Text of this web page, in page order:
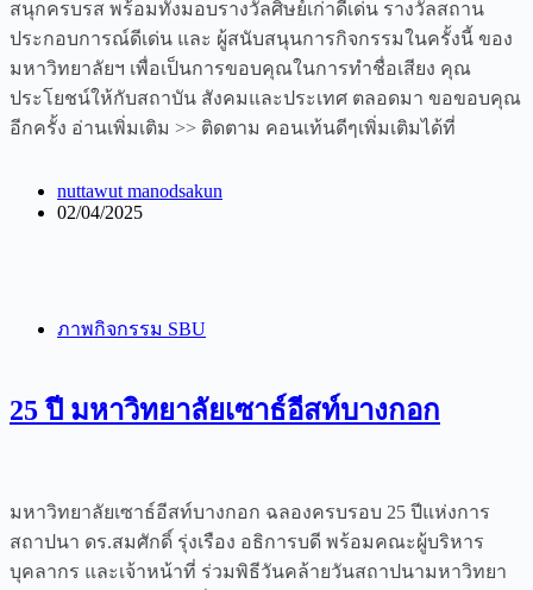
สนุกครบรส พร้อมทัั้งมอบรางวัลศิษย์เก่าดีเด่น รางวัลสถาน
ประกอบการณ์ดีเด่น และ ผู้สนับสนุนการกิจกรรมในครั้งนี้ ของ
มหาวิทยาลัยฯ เพื่อเป็นการขอบคุณในการทำชื่อเสียง คุณ
ประโยชน์ให้กับสถาบัน สังคมและประเทศ ตลอดมา ขอขอบคุณ
อีกครั้ง อ่านเพิ่มเติม >> ติดตาม คอนเท้นดีๆเพิ่มเติมได้ที่
nuttawut manodsakun
02/04/2025
ภาพกิจกรรม SBU
25 ปี มหาวิทยาลัยเซาธ์อีสท์บางกอก
มหาวิทยาลัยเซาธ์อีสท์บางกอก ฉลองครบรอบ 25 ปีแห่งการ
สถาปนา ดร.สมศักดิ์ รุ่งเรือง อธิการบดี พร้อมคณะผู้บริหาร
บุคลากร และเจ้าหน้าที่ ร่วมพิธีวันคล้ายวันสถาปนามหาวิทยา